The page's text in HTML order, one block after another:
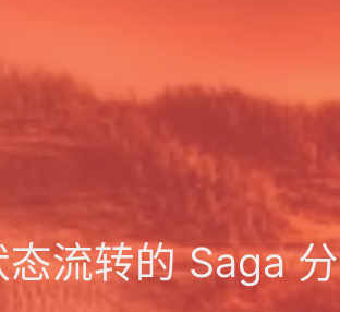
流转的 Saga 分